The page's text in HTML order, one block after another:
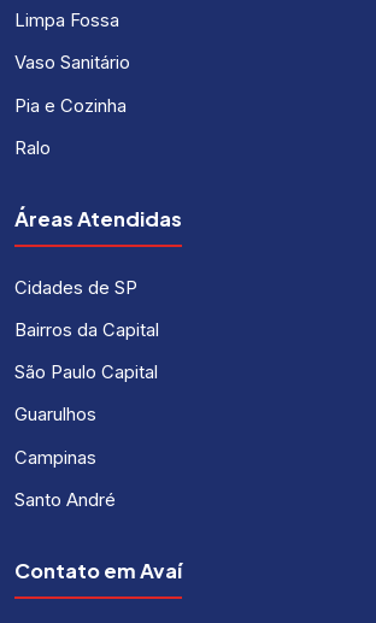
Limpa Fossa
Vaso Sanitário
Pia e Cozinha
Ralo
Áreas Atendidas
Cidades de SP
Bairros da Capital
São Paulo Capital
Guarulhos
Campinas
Santo André
Contato em Avaí